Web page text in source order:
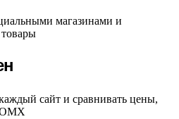
магазинами и
сайт и сравнивать цены,